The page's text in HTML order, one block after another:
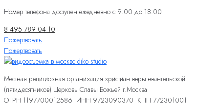
Номер телефона доступен ежедневно с 9:00 до 18:00
8 495 789 04 10
Пожертвовать
Пожертвовать
Местная религиозная организация христиан веры евангельской
(пятидесятников) Церковь Славы Божьей г.Москва
ОГРН 1197700012586 ИНН 9723090370 КПП 772301001